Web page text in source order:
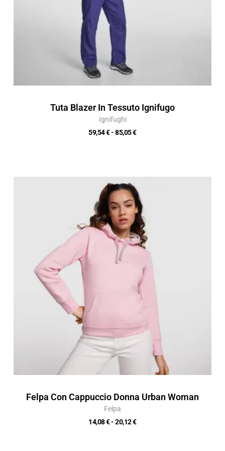
Tuta Blazer In Tessuto Ignifugo
Ignifughi
59,54€- 85,05€
Felpa Con Cappuccio Donna Urban Woman
Felpa
14,08€- 20,12€
di
prezzo:
da
14,08 €
a
20,12 €